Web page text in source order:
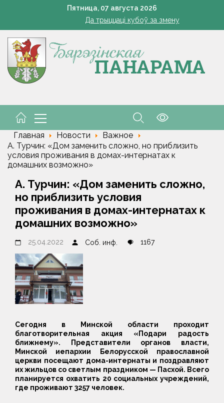
Пятница, 07 августа 2026
Познай свой край. Как в Беларуси развивают внутренний
Да трыццаці кубоў за змену
поручил вернуть в севооборот все поля Минской
Устранение последствий стихии – на контроле
Познай свой край. Как в Беларуси развивают внутренний
Главная Новости
Важное
А. Турчин: «Дом заменить сложно, но приблизить
условия проживания в домах-интернатах к
домашних возможно»
А. Турчин: «Дом заменить сложно,
но приблизить условия
проживания в домах-интернатах к
домашних возможно»
25.04.2022 Соб. инф. 1167
Сегодня в Минской области проходит
благотворительная акция «Подари радость
ближнему». Представители органов власти,
Минской иепархии Белорусской православной
церкви посещают дома-интернаты и поздравляют
их жильцов со светлым праздником — Пасхой. Всего
планируется охватить 20 социальных учреждений,
где проживают 3257 человек.